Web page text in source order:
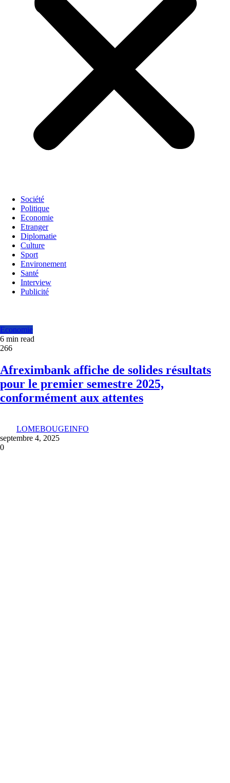
Société
Politique
Economie
Etranger
Diplomatie
Culture
Sport
Environement
Santé
Interview
Publicité
Economie
6 min read
266
Afreximbank affiche de solides résultats
pour le premier semestre 2025,
conformément aux attentes
LOMEBOUGEINFO
septembre 4, 2025
0